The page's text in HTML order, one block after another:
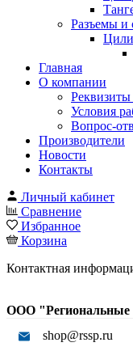
Разъемы и
Главная
О компании
Условия
Вопрос-
Производители
Новости
Контакты
Личный кабинет
Сравнение
Избранное
Корзина
Контактная
ООО "Региональные
shop@rssp.ru